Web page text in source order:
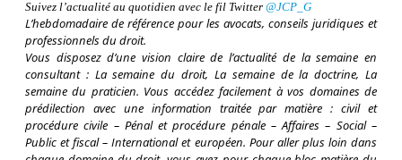
Suivez l’actualité au quotidien avec le fil Twitter @JCP_G
L’hebdomadaire de référence pour les avocats, conseils juridiques et
professionnels du droit.
Vous disposez d’une vision claire de l’actualité de la semaine en
consultant : La semaine du droit, La semaine de la doctrine, La
semaine du praticien. Vous accédez facilement à vos domaines de
prédilection avec une information traitée par matière : civil et
procédure civile – Pénal et procédure pénale – Affaires – Social –
Public et fiscal – International et européen. Pour aller plus loin dans